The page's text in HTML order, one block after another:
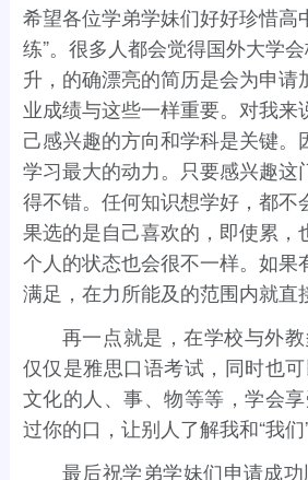
希望各位学弟学妹们好好珍惜高
练”。很多人都会觉得国外大学
升，的确漂亮的简历是会为申请
业成绩与这些一样重要。对我来
己感兴趣的方向和学科是关键。
学习最大的动力。只要感兴趣这
得不错。任何知识想学好，都不
果选的是自己喜欢的，即使累，
个人的状态也会很不一样。如果
满足，在力所能及的范围内就直
再一点就是，在学校与外
仅仅是雅思口语考试，同时也
文化的人、事、物等等，学会
过你的口，让别人了解我和“我们”
最后祝学弟学妹们申请成